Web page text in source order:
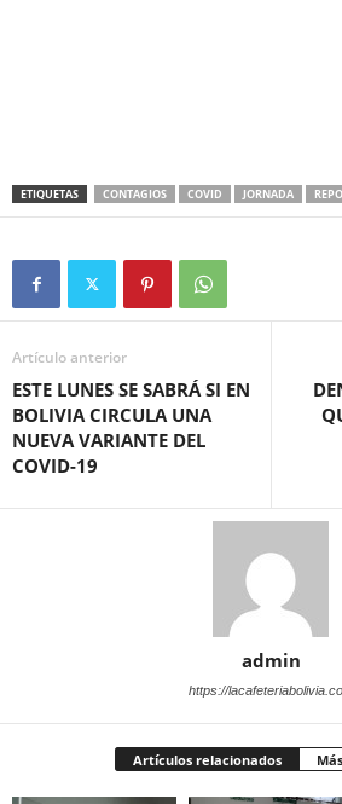
ETIQUETAS CONTAGIOS COVID JORNADA
Artículo anterior
ESTE LUNES SE SABRÁ SI EN
BOLIVIA CIRCULA UNA
NUEVA VARIANTE DEL
COVID-19
admin
https://
Artículos relacionados